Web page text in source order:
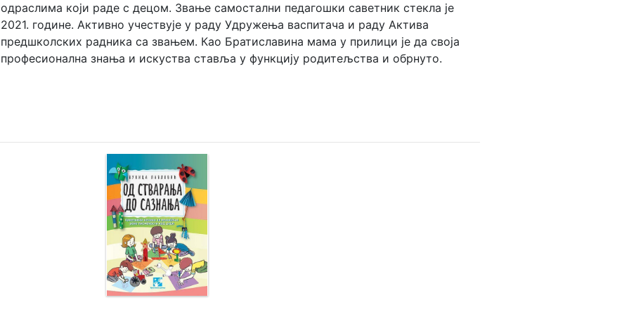
одраслима који раде с децом. Звање самостални педагошки саветник стекла је
2021. године. Активно учествује у раду Удружења васпитача и раду Актива
предшколских радника са звањем. Као Братиславина мама у прилици је да своја
професионална знања и искуства ставља у функцију родитељства и обрнуто.